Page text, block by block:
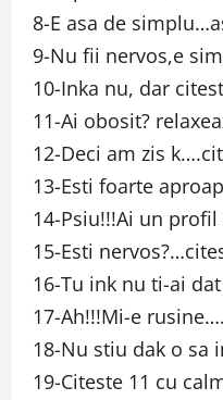
8-E asa de
9-Nu fii nervos,e
10-Inka nu, dar
11-Ai obosit?
12-Deci am zis
13-Esti foarte
14-Psiu!!!Ai un
15-Esti
16-Tu ink nu ti-ai
17-Ah!!!Mi-e
18-Nu stiu dak o sa
19-Citeste 11 cu